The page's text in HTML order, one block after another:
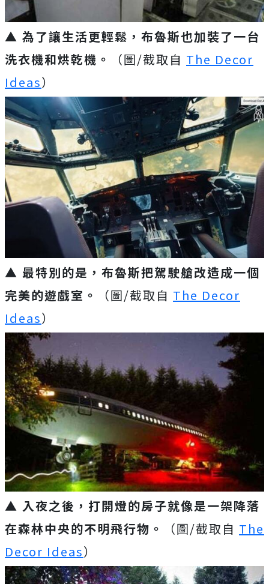
▲ 為了讓生活更輕鬆，布魯斯也加裝了一台
洗衣機和烘乾機。
（圖/截取自 The Decor
Ideas）
▲ 最特別的是，布魯斯把駕駛艙改造成一個
完美的遊戲室。
（圖/截取自 The Decor
Ideas）
▲ 入夜之後，打開燈的房子就像是一架降落
在森林中央的不明飛行物。
（圖/截取自 The
Decor Ideas）